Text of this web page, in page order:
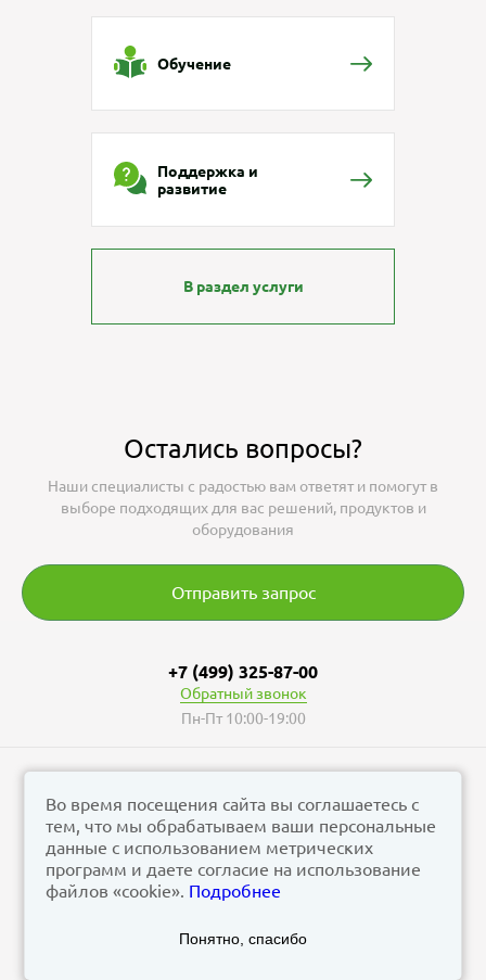
Обучение
Поддержка и
развитие
В раздел услуги
Остались вопросы?
Наши специалисты с радостью вам ответят и помогут в
выборе подходящих для вас решений, продуктов и
оборудования
Отправить запрос
© vizzion.ru, 2026
corp@vizzion.ru
Задать вопрос в чат Телеграм
Задать вопрос в МАКС
+7 (499) 325-87-00
Обратный звонок
Пн-Пт 10:00-19:00
Во время посещения сайта вы соглашаетесь с
тем, что мы обрабатываем ваши персональные
данные с использованием метрических
программ и даете согласие на использование
файлов «cookie». Подробнее
Понятно, спасибо